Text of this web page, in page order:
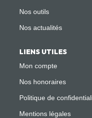
Nos outils
Nos actualités
LIENS UTILES
Mon compte
Nos honoraires
Politique de
Mentions légales